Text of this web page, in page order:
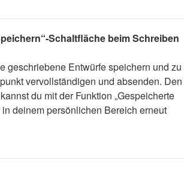
Schaltfläche beim Schreiben
geschriebene Entwürfe speichern und zu
vervollständigen und absenden. Den
du mit der Funktion „Gespeicherte
in deinem persönlichen Bereich erneut